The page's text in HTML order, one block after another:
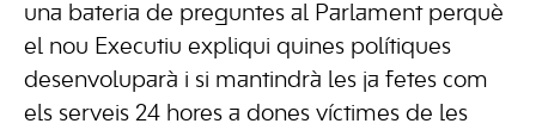
una bateria de preguntes al Parlament perquè
el nou Executiu expliqui quines polítiques
desenvoluparà i si mantindrà les ja fetes com
els serveis 24 hores a dones víctimes de les